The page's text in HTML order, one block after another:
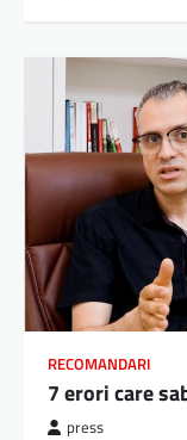
RECOMANDARI
7 erori care
press